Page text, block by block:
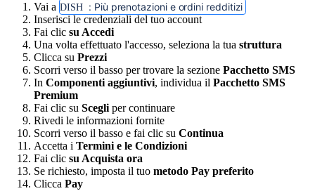
Vai a DISH : Più prenotazioni e ordini redditizi
Inserisci le credenziali del tuo account
Fai clic su Accedi
Una volta effettuato l'accesso, seleziona la tua struttura
Clicca su Prezzi
Scorri verso il basso per trovare la sezione Pacchetto SMS
In Componenti aggiuntivi, individua il Pacchetto SMS
Premium
Fai clic su Scegli per continuare
Rivedi le informazioni fornite
Scorri verso il basso e fai clic su Continua
Accetta i Termini e le Condizioni
Fai clic su Acquista ora
Se richiesto, imposta il tuo metodo Pay preferito
Clicca Pay